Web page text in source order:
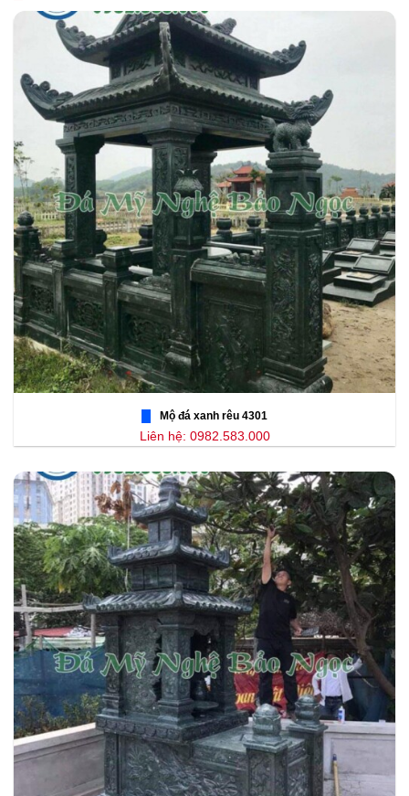
Mộ đá xanh rêu 4301
Liên hệ: 0982.583.000